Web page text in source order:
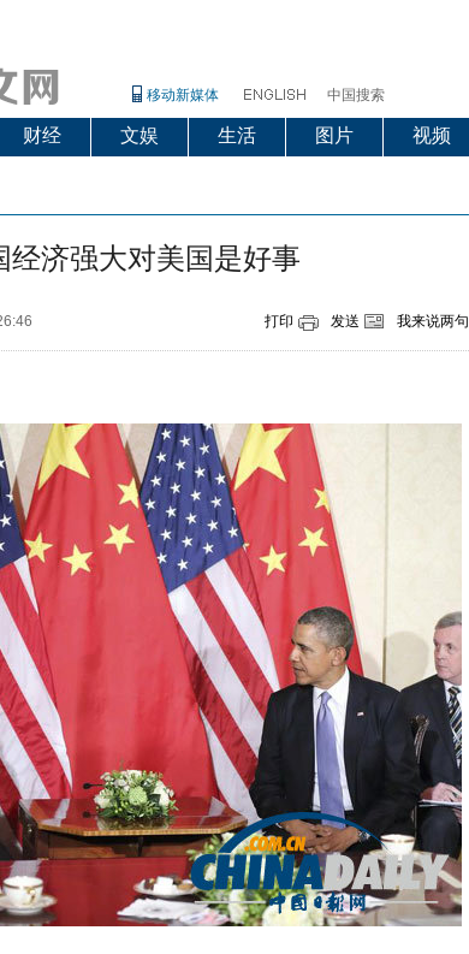
移动新媒体 中国搜索
财经 文娱 生活 图片 视频
经济强大对美国是好事
打印 发送 我来说两句